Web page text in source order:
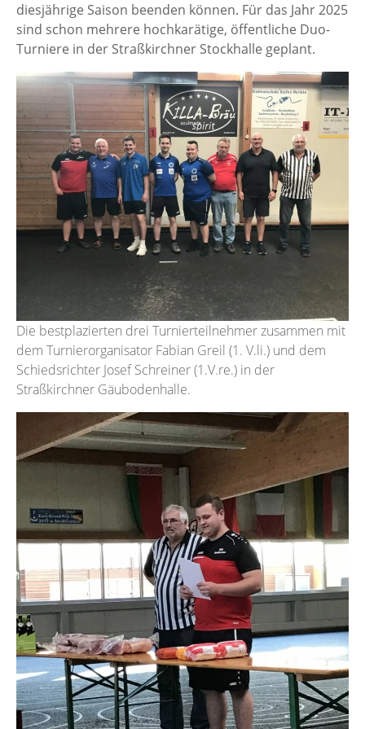
diesjährige Saison beenden können. Für das Jahr 2025
sind schon mehrere hochkarätige, öffentliche Duo-
Turniere in der Straßkirchner Stockhalle geplant.
Die bestplazierten drei Turnierteilnehmer zusammen mit
dem Turnierorganisator Fabian Greil (1. V.li.) und dem
Schiedsrichter Josef Schreiner (1.V.re.) in der
Straßkirchner Gäubodenhalle.